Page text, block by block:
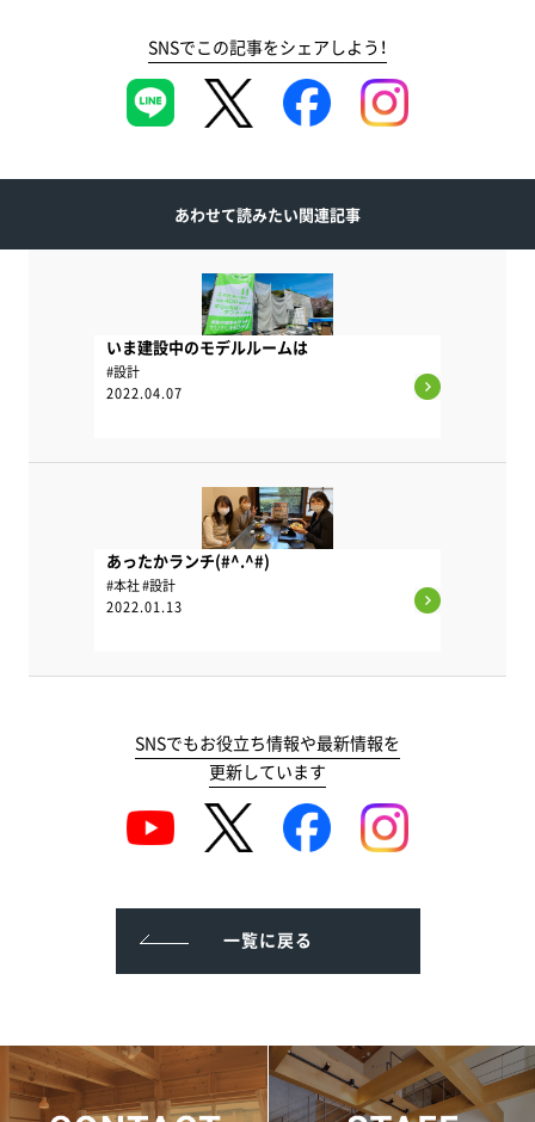
SNSでこの記事をシェアしよう！
あわせて読みたい関連記事
#設計
いま建設中のモデルルームは
2022.04.07
#本社 #設計
あったかランチ(#^.^#)
2022.01.13
SNSでもお役立ち情報や最新情報を
更新しています
一覧に戻る